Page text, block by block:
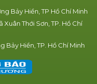
Bảy Hiền, TP Hồ Chí Minh
Xuân Thới Sơn, TP. Hồ Chí
Bảy Hiền, TP. Hồ Chí Minh